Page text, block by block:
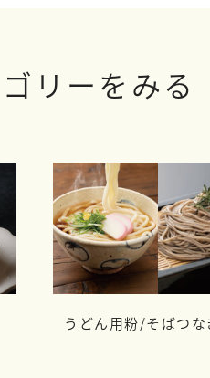
リーをみる
うどん用粉/そばつな